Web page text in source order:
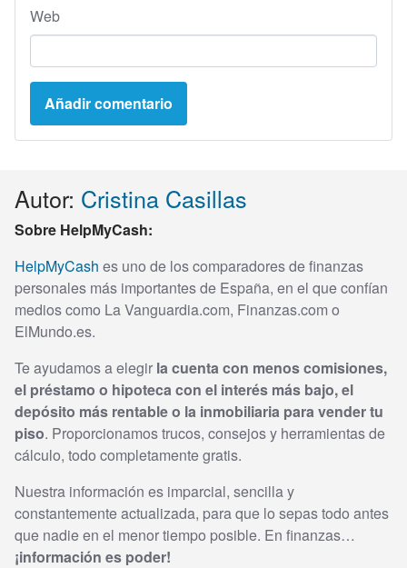
Web
Autor: Cristina Casillas
Sobre HelpMyCash:
HelpMyCash es uno de los comparadores de finanzas
personales más importantes de España, en el que confían
medios como La Vanguardia.com, Finanzas.com o
ElMundo.es.
Te ayudamos a elegir la cuenta con menos comisiones,
el préstamo o hipoteca con el interés más bajo, el
depósito más rentable o la inmobiliaria para vender tu
piso. Proporcionamos trucos, consejos y herramientas de
cálculo, todo completamente gratis.
Nuestra información es imparcial, sencilla y
constantemente actualizada, para que lo sepas todo antes
que nadie en el menor tiempo posible. En finanzas…
¡información es poder!